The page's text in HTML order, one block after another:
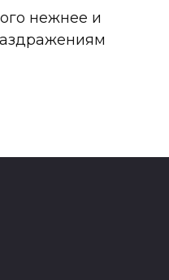
нежнее и